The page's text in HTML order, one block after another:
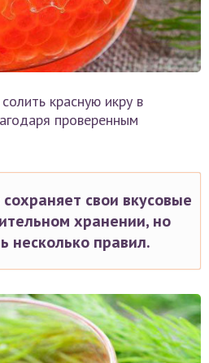
красную икру в
проверенным
свои вкусовые
хранении, но
несколько правил.